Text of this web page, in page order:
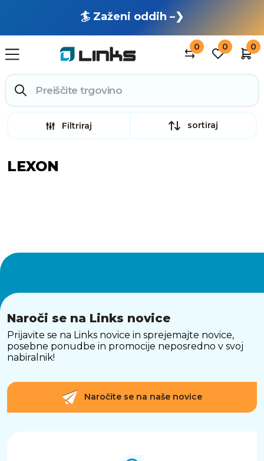
🏄 Zaženi oddih –❯
0 0 0
Filtriraj sortiraj
LEXON
Naroči se na Links novice
Prijavite se na Links novice in sprejemajte novice,
posebne ponudbe in promocije neposredno v svoj
nabiralnik!
Naročite se na naše novice